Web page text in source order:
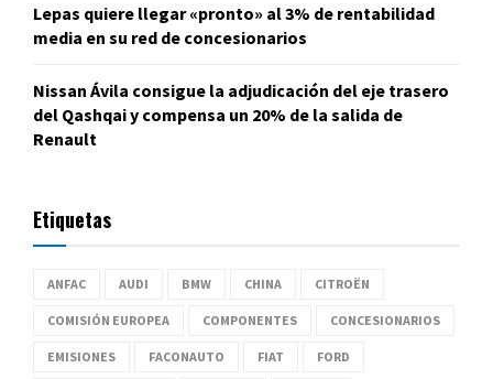
Lepas quiere llegar «pronto» al 3% de rentabilidad
media en su red de concesionarios
Nissan Ávila consigue la adjudicación del eje trasero
del Qashqai y compensa un 20% de la salida de
Renault
Etiquetas
ANFAC AUDI BMW CHINA CITROËN
COMISIÓN EUROPEA COMPONENTES CONCESIONARIOS
EMISIONES FACONAUTO FIAT FORD